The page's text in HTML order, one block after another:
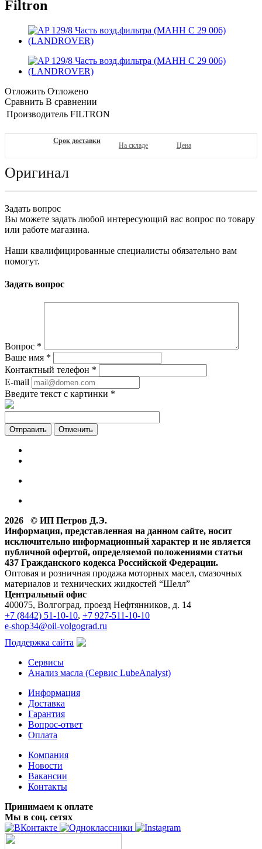
Filtron
Отложить Отложено
Сравнить В сравнении
Производитель FILTRON
Срок доставки
На складе Цена
Оригинал
Задать вопрос
Вы можете задать любой интересующий вас вопрос по товару
или работе магазина.
Наши квалифицированные специалисты обязательно вам
помогут.
Задать вопрос
Вопрос *
Ваше имя *
Контактный телефон *
E-mail
Введите текст с картинки *
Отменить
2026 © ИП Петров Д.Э.
Информация, представленная на данном сайте, носит
исключительно информационный характер и не является
публичной офертой, определяемой положениями статьи
437 Гражданского кодекса Российской Федерации.
Оптовая и розничная продажа моторных масел, смазочных
материалов и технических жидкостей “Шелл”
Центральный офис
400075, Волгоград, проезд Нефтянников, д. 14
+7 (8442) 51-10-10, +7 927-511-10-10
e-shop34@oil-volgograd.ru
Поддержка сайта
Сервисы
Анализ масла (Сервис LubeAnalyst)
Информация
Доставка
Гарантия
Вопрос-ответ
Оплата
Компания
Новости
Вакансии
Контакты
Принимаем к оплате
Мы в соц. сетях